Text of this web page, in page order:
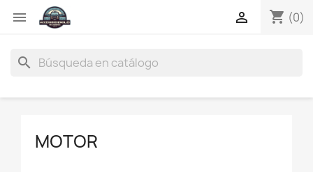
 shopping_cart (0)

search
MOTOR